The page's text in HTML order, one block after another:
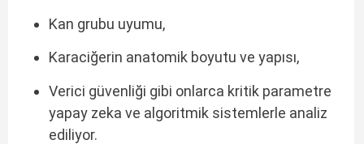
Kan grubu uyumu,
Karaciğerin anatomik boyutu ve yapısı,
Verici güvenliği gibi onlarca kritik parametre
yapay zeka ve algoritmik sistemlerle analiz
ediliyor.